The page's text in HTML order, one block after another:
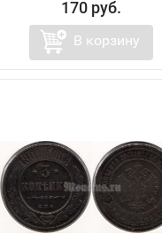
170 руб.
В корзину